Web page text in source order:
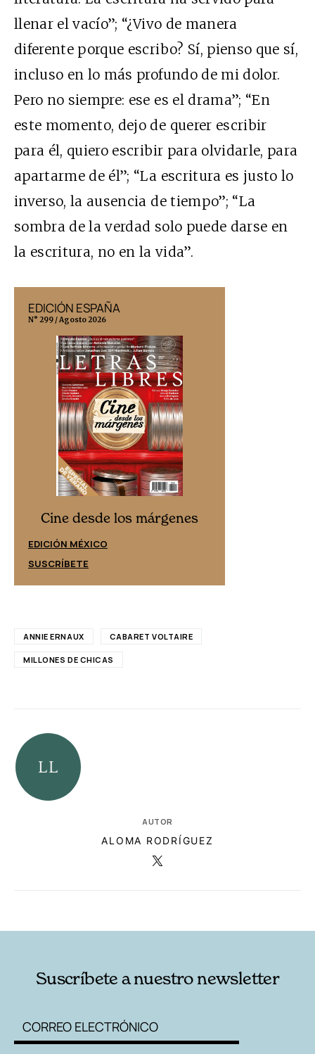
llenar el vacío”; “¿Vivo de manera
diferente porque escribo? Sí, pienso que sí,
incluso en lo más profundo de mi dolor.
Pero no siempre: ese es el drama”; “En
este momento, dejo de querer escribir
para él, quiero escribir para olvidarle, para
apartarme de él”; “La escritura es justo lo
inverso, la ausencia de tiempo”; “La
sombra de la verdad solo puede darse en
la escritura, no en la vida”.
EDICIÓN ESPAÑA
N° 299 / Agosto 2026
Cine desde los márgenes
EDICIÓN MÉXICO
SUSCRÍBETE
ANNIE ERNAUX CABARET VOLTAIRE
MILLONES DE CHICAS
AUTOR
ALOMA RODRÍGUEZ
Suscríbete a nuestro newsletter